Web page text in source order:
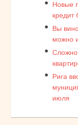
Новые
кредит
Вы
можно
Сложно
Рига
июля